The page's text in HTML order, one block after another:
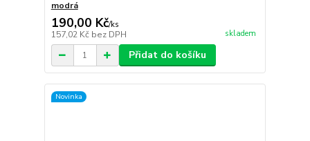
modrá
190,00 Kč/ks
157,02 Kč bez DPH skladem
Přidat do košíku
Novinka